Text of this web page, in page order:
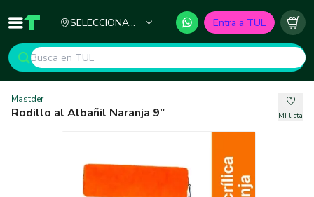
Inicio TUL - Tu Marketplace de Construcción
SELECCIONA
Entra a TUL
Mastder
Rodillo al Albañil Naranja 9" Mi lista